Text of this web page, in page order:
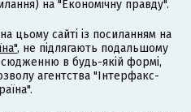
на "Економічну правду".
цьому сайті із посиланням на
, не підлягають подальшому
в будь-якій формі,
агентства "Інтерфакс-